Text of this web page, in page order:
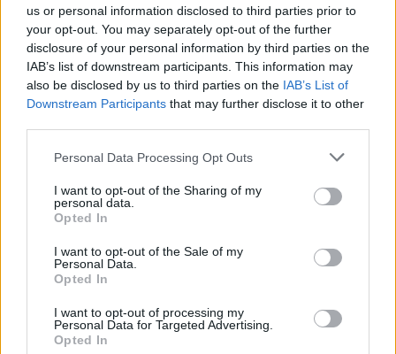
us or personal information disclosed to third parties prior to
your opt-out. You may separately opt-out of the further
disclosure of your personal information by third parties on the
IAB’s list of downstream participants. This information may
also be disclosed by us to third parties on the IAB’s List of
Downstream Participants that may further disclose it to other
Please note that this website/app uses one or more Google
not limited to your visit or usage behaviour. You may click to
grant or deny consent to Google and its third-party tags to
use your data for below specified purposes in below Google
consent section.
Personal Data Processing Opt Outs
I want to opt-out of the Sharing of my
personal data.
Opted In
I want to opt-out of the Sale of my
Personal Data.
Opted In
I want to opt-out of processing my
Personal Data for Targeted Advertising.
Opted In
FUORI PORTA
Odissea e Spider-Man: i film che hanno rivoluzionato
l’estate al cinema
Alessandro Tassinari · 5 Ago 2026
FUORI PORTA